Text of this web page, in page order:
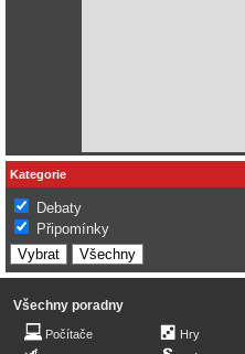
Kategorie
Debaty
Připomínky
Všechny poradny
Počítače
Hry